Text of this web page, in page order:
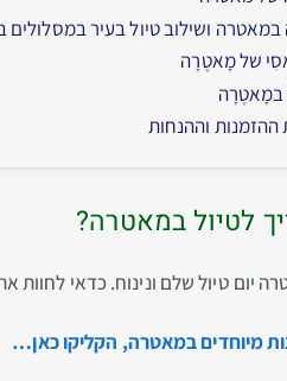
במאטרה ושילוב טיול בעיר במסלולים
של מָאטֶרָה
במָאטֶרָה
ההזמנות וההנחות
לטיול במאטרה?
יום טיול שלם ונינוח. כדאי לחוות